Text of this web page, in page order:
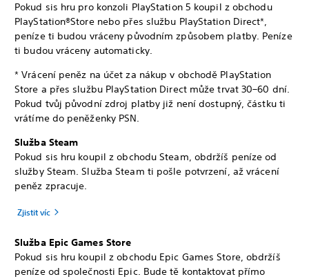
Pokud sis hru pro konzoli PlayStation 5 koupil z obchodu
PlayStation®Store nebo přes službu PlayStation Direct*,
peníze ti budou vráceny původním způsobem platby. Peníze
ti budou vráceny automaticky.
* Vrácení peněz na účet za nákup v obchodě PlayStation
Store a přes službu PlayStation Direct může trvat 30–60 dní.
Pokud tvůj původní zdroj platby již není dostupný, částku ti
vrátíme do peněženky PSN.
Služba Steam
Pokud sis hru koupil z obchodu Steam, obdržíš peníze od
služby Steam. Služba Steam ti pošle potvrzení, až vrácení
peněz zpracuje.
Zjistit víc
Služba Epic Games Store
Pokud sis hru koupil z obchodu Epic Games Store, obdržíš
peníze od společnosti Epic. Bude tě kontaktovat přímo